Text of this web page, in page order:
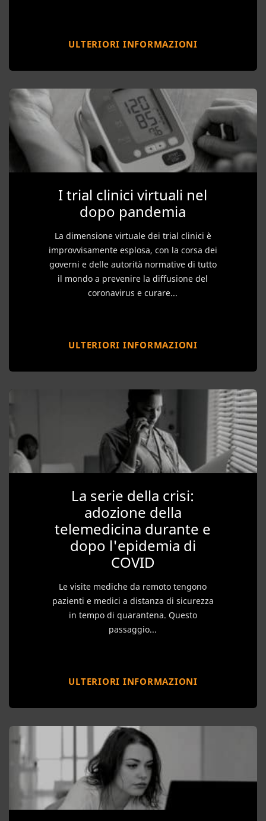
ULTERIORI INFORMAZIONI
I trial clinici virtuali nel
dopo pandemia
La dimensione virtuale dei trial clinici è
improvvisamente esplosa, con la corsa dei
governi e delle autorità normative di tutto
il mondo a prevenire la diffusione del
coronavirus e curare...
ULTERIORI INFORMAZIONI
La serie della crisi:
adozione della
telemedicina durante e
dopo l'epidemia di
COVID
Le visite mediche da remoto tengono
pazienti e medici a distanza di sicurezza
in tempo di quarantena. Questo
passaggio...
ULTERIORI INFORMAZIONI